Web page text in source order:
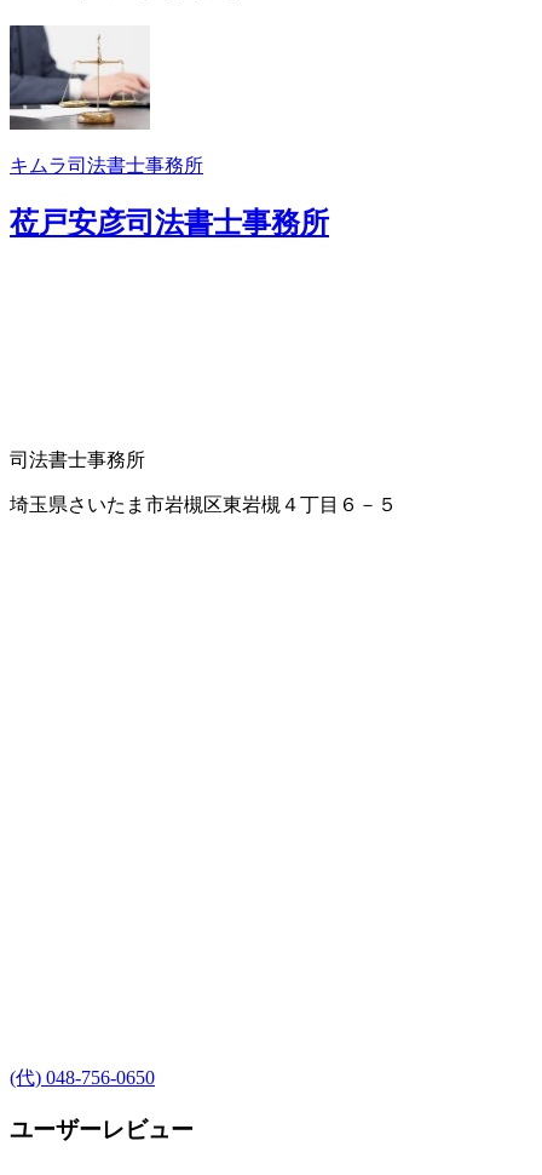
キムラ司法書士事務所
莅戸安彦司法書士事務所
司法書士事務所
埼玉県さいたま市岩槻区東岩槻４丁目６－５
(代) 048-756-0650
ユーザーレビュー